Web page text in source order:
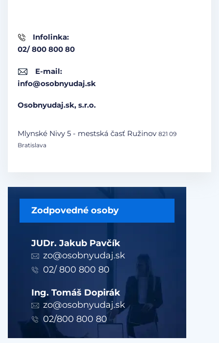
Zodpovedné osoby
JUDr. Jakub Pavčík
zo@osobnyudaj.sk
02/ 800 800 80
Ing. Tomáš Dopirák
zo@osobnyudaj.sk
02/800 800 80
Infolinka:
02/ 800 800 80
E-mail:
info@osobnyudaj.sk
Osobnyudaj.sk, s.r.o.
Mlynské Nivy 5 - mestská časť Ružinov 821 09
Bratislava